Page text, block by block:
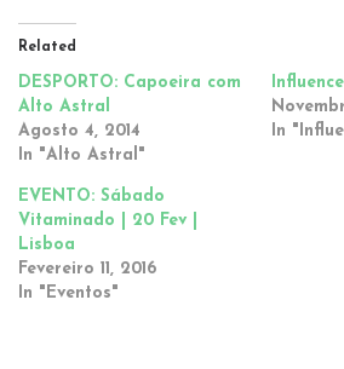
Related
DESPORTO: Capoeira com
Alto Astral
Agosto 4, 2014
In "Alto Astral"
In
EVENTO: Sábado
Vitaminado | 20 Fev |
Lisboa
Fevereiro 11, 2016
In "Eventos"